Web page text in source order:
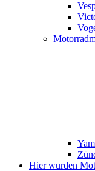
Hier wurden